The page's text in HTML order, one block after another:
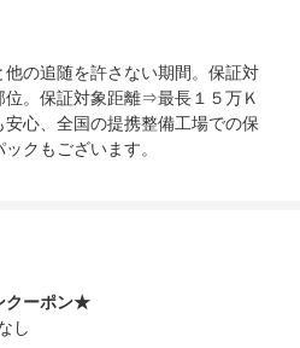
の追随を許さない期間。保証対
。保証対象距離⇒最長１５万Ｋ
心、全国の提携整備工場での保
クもございます。
クーポン★
し